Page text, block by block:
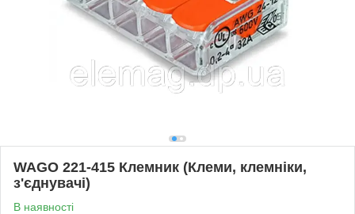
WAGO 221-415 Клемник (Клеми, клемніки,
з'єднувачі)
В наявності